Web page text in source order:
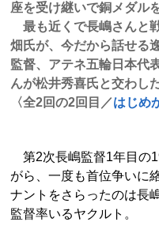
座を受け継いで銅メダル
最も近くで長嶋さんと
畑氏が、今だから話せる
監督、アテネ五輪日本代
んが松井秀喜氏と交わし
〈全2回の2回目／はじめ
第2次長嶋監督1年目の
がら、一度も首位争いに
ナントをさらったのは長
監督率いるヤクルト。